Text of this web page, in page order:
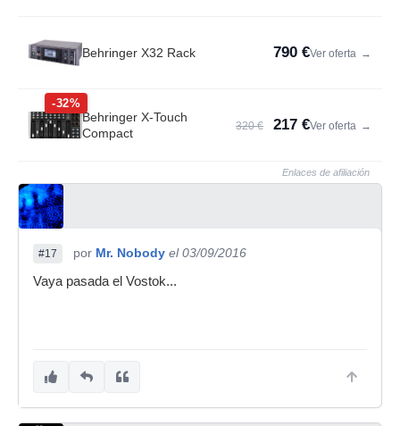
Behringer X32 Rack 790 €Ver oferta →
-32%
Behringer X-Touch
Compact
320 € 217 €Ver oferta →
Enlaces de afiliación
#17 por Mr. Nobody el 03/09/2016
Vaya pasada el Vostok...